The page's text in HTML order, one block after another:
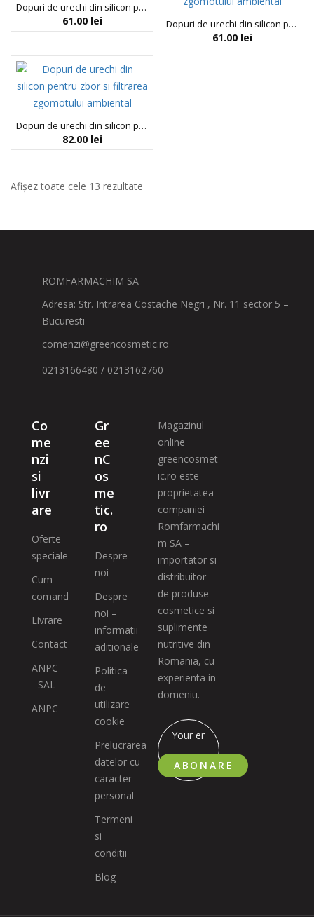
Dopuri de urechi din silicon pentru somn linistit, Pluggerz Enjoy Sleep, 2 bucati
61.00 lei Dopuri de urechi din silicon pentru zbor si filtrarea zgomotului ambiental, Pluggerz Enjoy Travel, 2 bucati
61.00 lei
Dopuri de urechi din silicon pentru zbor si filtrarea zgomotului ambiental, Pluggerz Travel, 4 bucati
82.00 lei
Afișez toate cele 13 rezultate
ROMFARMACHIM SA
Adresa: Str. Intrarea Costache Negri , Nr. 11 sector 5 –
Bucuresti
comenzi@greencosmetic.ro
0213166480 / 0213162760
Co
me
nzi
si
livr
are
Oferte
speciale
Cum
comand
Livrare
Contact
ANPC
- SAL
ANPC
Gr
ee
nC
os
me
tic.
ro
Despre
noi
Despre
noi –
informatii
aditionale
Politica
de
utilizare
cookie
Prelucrarea
datelor cu
caracter
personal
Termeni
si
conditii
Blog
Magazinul
online
greencosmet
ic.ro este
proprietatea
companiei
Romfarmachi
m SA –
importator si
distribuitor
de produse
cosmetice si
suplimente
nutritive din
Romania, cu
experienta in
domeniu.
ABONARE